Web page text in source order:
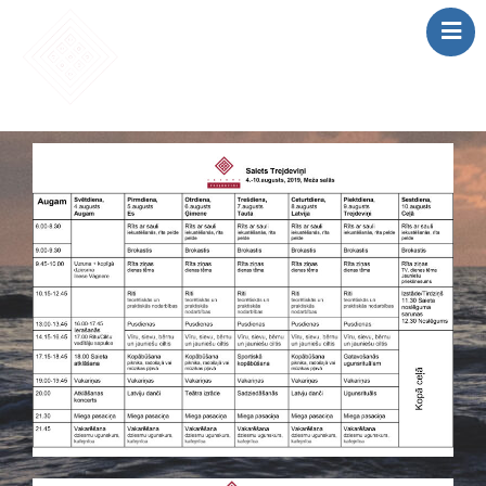
SĀKUMS
MĀCĪBAS
SAIETS 2026
IEPRIEKŠĒJIE
SAIETI
PAR MUMS
LOMU SPĒLE